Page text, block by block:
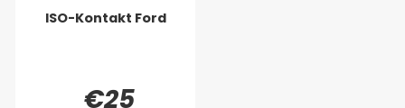
ISO-Kontakt Ford
€25